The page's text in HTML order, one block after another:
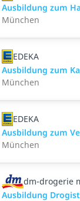
Ausbildung zum
München
EDEKA
Ausbildung zum
München
EDEKA
Ausbildung zum
München
dm-drogerie
Ausbildung